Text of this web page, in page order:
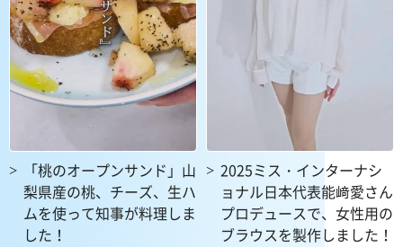
「桃のオープンサンド」山
梨県産の桃、チーズ、生ハ
ムを使って知事が料理しま
した！
2025ミス・インターナシ
ョナル日本代表能﨑愛さん
プロデュースで、女性用の
ブラウスを製作しました！